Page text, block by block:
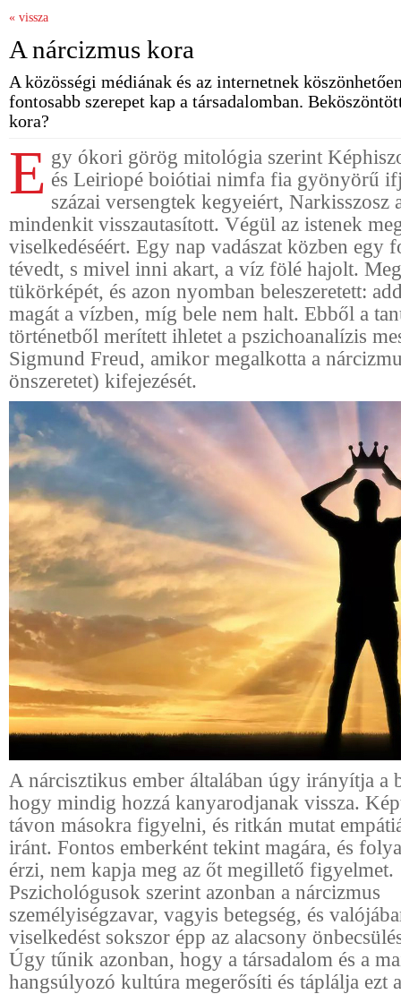
« vissza
A nárcizmus kora
A közösségi médiának és az internetnek
fontosabb szerepet kap a társadalomban.
kora?
E gy ókori görög mitológia szerint
és Leiriopé boiótiai nimfa fia gyönyörű
százai versengtek kegyeiért, Narkisszosz
mindenkit visszautasított. Végül az istenek
viselkedéséért. Egy nap vadászat közben egy
tévedt, s mivel inni akart, a víz fölé hajolt.
tükörképét, és azon nyomban beleszeretett:
magát a vízben, míg bele nem halt. Ebből a
történetből merített ihletet a pszichoanalízis
Sigmund Freud, amikor megalkotta a
önszeretet) kifejezését.
A nárcisztikus ember általában úgy irányítja a
hogy mindig hozzá kanyarodjanak vissza.
távon másokra figyelni, és ritkán mutat
iránt. Fontos emberként tekint magára, és
érzi, nem kapja meg az őt megillető figyelmet.
Pszichológusok szerint azonban a nárcizmus
személyiségzavar, vagyis betegség, és
viselkedést sokszor épp az alacsony
Úgy tűnik azonban, hogy a társadalom és a
hangsúlyozó kultúra megerősíti és táplálja ezt